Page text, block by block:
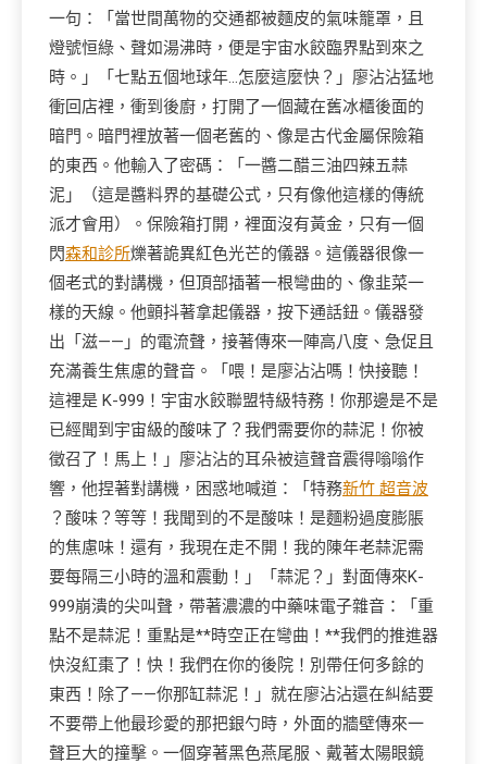
一句：「當世間萬物的交通都被麵皮的氣味籠罩，且
燈號恒綠、聲如湯沸時，便是宇宙水餃臨界點到來之
時。」「七點五個地球年…怎麼這麼快？」廖沾沾猛地
衝回店裡，衝到後廚，打開了一個藏在舊冰櫃後面的
暗門。暗門裡放著一個老舊的、像是古代金屬保險箱
的東西。他輸入了密碼：「一醬二醋三油四辣五蒜
泥」（這是醬料界的基礎公式，只有像他這樣的傳統
派才會用）。保險箱打開，裡面沒有黃金，只有一個
閃森和診所爍著詭異紅色光芒的儀器。這儀器很像一
個老式的對講機，但頂部插著一根彎曲的、像韭菜一
樣的天線。他顫抖著拿起儀器，按下通話鈕。儀器發
出「滋——」的電流聲，接著傳來一陣高八度、急促且
充滿養生焦慮的聲音。「喂！是廖沾沾嗎！快接聽！
這裡是 K-999！宇宙水餃聯盟特級特務！你那邊是不是
已經聞到宇宙級的酸味了？我們需要你的蒜泥！你被
徵召了！馬上！」廖沾沾的耳朵被這聲音震得嗡嗡作
響，他捏著對講機，困惑地喊道：「特務新竹 超音波
？酸味？等等！我聞到的不是酸味！是麵粉過度膨脹
的焦慮味！還有，我現在走不開！我的陳年老蒜泥需
要每隔三小時的溫和震動！」「蒜泥？」對面傳來K-
999崩潰的尖叫聲，帶著濃濃的中藥味電子雜音：「重
點不是蒜泥！重點是**時空正在彎曲！**我們的推進器
快沒紅棗了！快！我們在你的後院！別帶任何多餘的
東西！除了——你那缸蒜泥！」就在廖沾沾還在糾結要
不要帶上他最珍愛的那把銀勺時，外面的牆壁傳來一
聲巨大的撞擊。一個穿著黑色燕尾服、戴著太陽眼鏡